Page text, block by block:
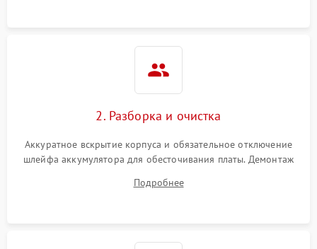
2. Разборка и очистка
Аккуратное вскрытие корпуса и обязательное отключение
шлейфа аккумулятора для обесточивания платы. Демонтаж
высохшей термопасты с кристаллов чипов.
Подробнее